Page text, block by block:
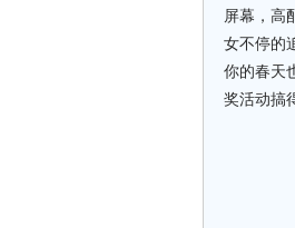
屏幕，高
女不停的
你的春天
奖活动搞